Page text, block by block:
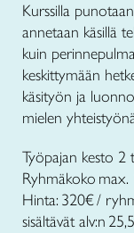
Kurssilla
annetaan käsillä
kuin
keskittymään
käsityön ja
mielen
Työpajan kesto 2
Ryhmäkoko
Hinta: 320€ /
sisältävät alv:n